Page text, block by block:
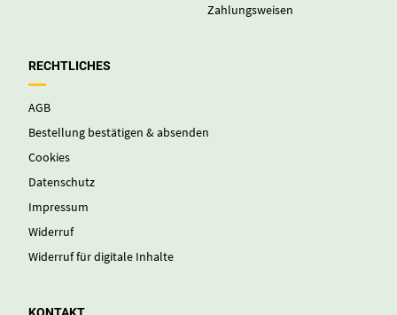
Zahlungsweisen
RECHTLICHES
AGB
Bestellung bestätigen & absenden
Cookies
Datenschutz
Impressum
Widerruf
Widerruf für digitale Inhalte